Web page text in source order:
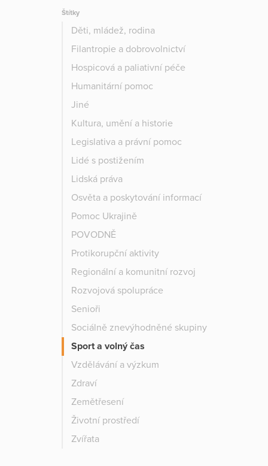
Štítky
Děti, mládež, rodina
Filantropie a dobrovolnictví
Hospicová a paliativní péče
Humanitární pomoc
Jiné
Kultura, umění a historie
Legislativa a právní pomoc
Lidé s postižením
Lidská práva
Osvěta a poskytování informací
Pomoc Ukrajině
POVODNĚ
Protikorupční aktivity
Regionální a komunitní rozvoj
Rozvojová spolupráce
Senioři
Sociálně znevýhodněné skupiny
Sport a volný čas
Vzdělávání a výzkum
Zdraví
Zemětřesení
Životní prostředí
Zvířata